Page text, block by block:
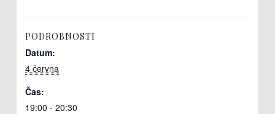
PODROBNOSTI
Datum:
4 června
Čas:
19:00 - 20:30